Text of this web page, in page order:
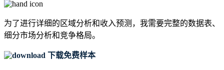
为了进行详细的区域分析和收入预测，我需要完整的数据表、
细分市场分析和竞争格局。
下载免费样本